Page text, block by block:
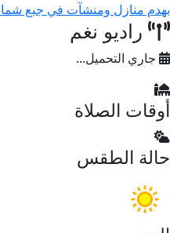
بهدم منازل ومنشآت في جبع
راديو نغم
جاري التحميل...
أوقات الصلاة
حالة الطقس